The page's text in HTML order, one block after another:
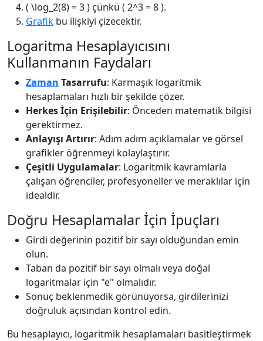
( \log_2(8) = 3 ) çünkü ( 2^3 = 8 ).
Grafik bu ilişkiyi çizecektir.
Logaritma Hesaplayıcısını
Kullanmanın Faydaları
Zaman Tasarrufu: Karmaşık logaritmik
hesaplamaları hızlı bir şekilde çözer.
Herkes İçin Erişilebilir: Önceden matematik bilgisi
gerektirmez.
Anlayışı Artırır: Adım adım açıklamalar ve görsel
grafikler öğrenmeyi kolaylaştırır.
Çeşitli Uygulamalar: Logaritmik kavramlarla
çalışan öğrenciler, profesyoneller ve meraklılar için
idealdir.
Doğru Hesaplamalar İçin İpuçları
Girdi değerinin pozitif bir sayı olduğundan emin
olun.
Taban da pozitif bir sayı olmalı veya doğal
logaritmalar için "e" olmalıdır.
Sonuç beklenmedik görünüyorsa, girdilerinizi
doğruluk açısından kontrol edin.
Bu hesaplayıcı, logaritmik hesaplamaları basitleştirmek